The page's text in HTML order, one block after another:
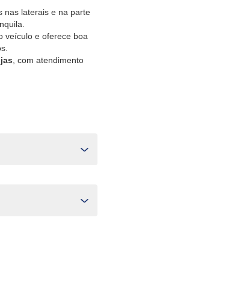
nas laterais e na parte
veículo e oferece boa
, com atendimento